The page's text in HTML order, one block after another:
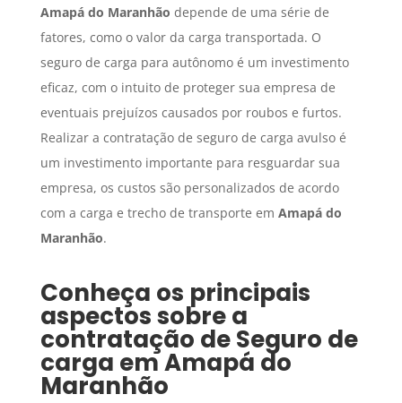
Amapá do Maranhão depende de uma série de
fatores, como o valor da carga transportada. O
seguro de carga para autônomo é um investimento
eficaz, com o intuito de proteger sua empresa de
eventuais prejuízos causados por roubos e furtos.
Realizar a contratação de seguro de carga avulso é
um investimento importante para resguardar sua
empresa, os custos são personalizados de acordo
com a carga e trecho de transporte em Amapá do
Maranhão.
Conheça os principais
aspectos sobre a
contratação deSeguro de
carga emAmapá do
Maranhão